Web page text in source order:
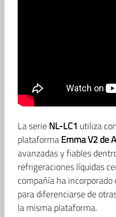
La serieNL-LC1 utiliza
plataformaEmma V2 de
avanzadas y fiables
refrigeraciones líquidas
compañía ha
para diferenciarse de
la misma plataforma.